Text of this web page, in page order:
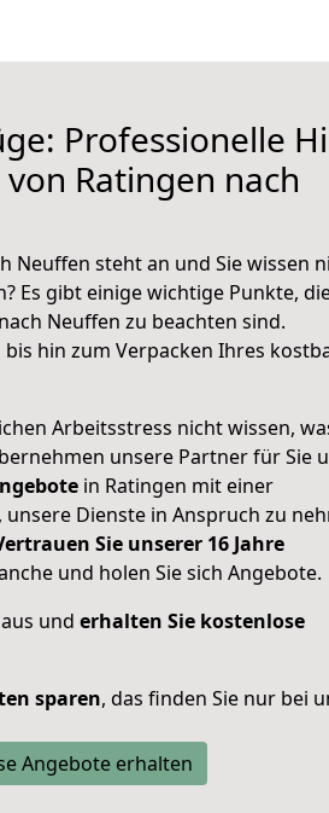
Professionelle
Ratingen nach
Neuffen steht an und Sie wissen
Es gibt einige wichtige Punkte,
Neuffen zu beachten sind.
hin zum Verpacken Ihres
Arbeitsstress nicht wissen,
unsere Partner für Sie
in Ratingen mit einer
, unsere Dienste in Anspruch zu
Sie unserer 16 Jahre
und holen Sie sich Angebote.
und erhalten Sie kostenlose
sparen, das finden Sie nur bei
Angebote erhalten